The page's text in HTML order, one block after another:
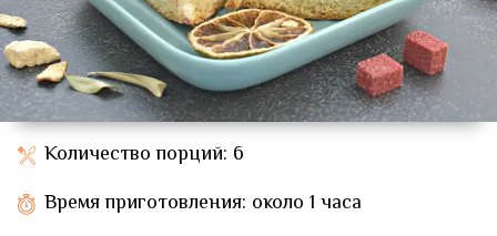
Количество порций: 6
Время приготовления: около 1 часа